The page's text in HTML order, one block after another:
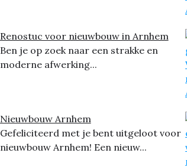
Renostuc voor nieuwbouw in Arnhem
Ben je op zoek naar een strakke en
moderne afwerking...
Nieuwbouw Arnhem
Gefeliciteerd met je bent uitgeloot voor
nieuwbouw Arnhem! Een nieuw...